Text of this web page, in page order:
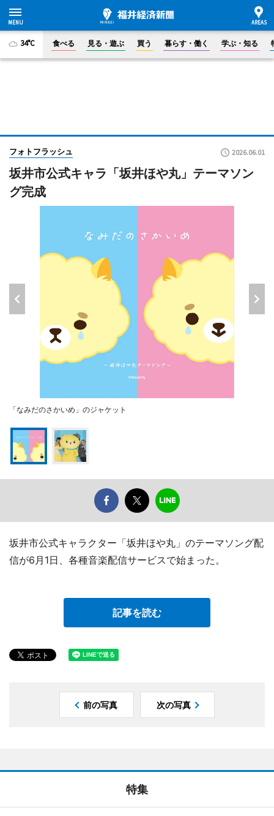
34°C 食べる 見る・遊ぶ 買う 暮らす・働く 学ぶ・知る
フォトフラッシュ 2026.06.01
坂井市公式キャラ「坂井ほや丸」テーマソン
グ完成
「なみだのさかいめ」のジャケット
坂井市公式キャラクター「坂井ほや丸」のテーマソング配
信が6月1日、各種音楽配信サービスで始まった。
記事を読む
前の写真 次の写真
特集